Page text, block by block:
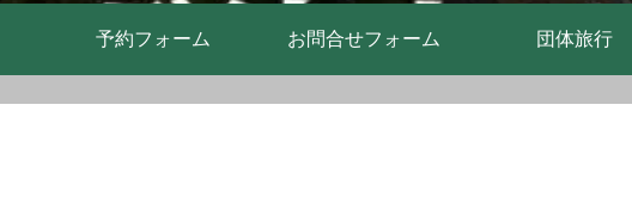
予約フォーム お問合せフォーム 団体旅行